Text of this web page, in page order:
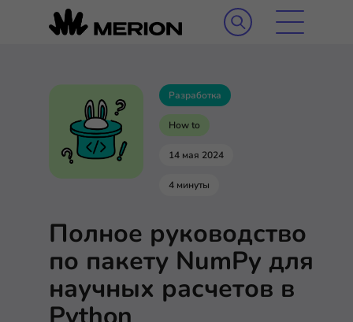
Разработка
How to
14 мая 2024
4 минуты
Полное руководство
по пакету NumPy для
научных расчетов в